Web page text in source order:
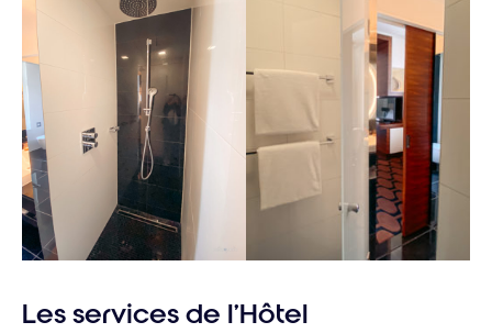
Les services de l’Hôtel